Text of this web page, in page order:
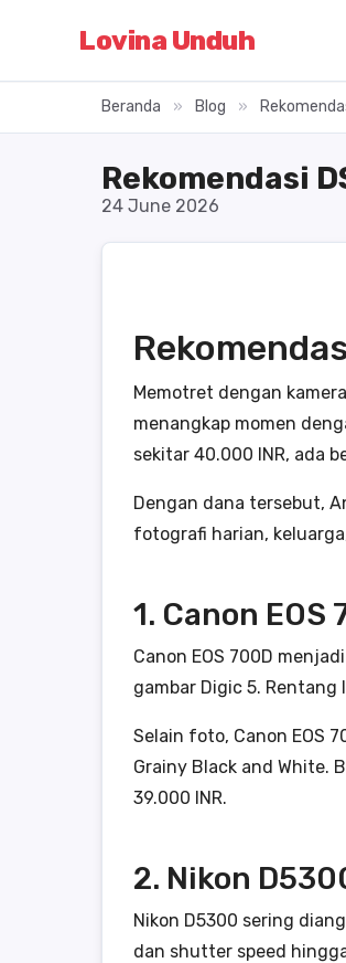
Lovina Unduh
Beranda » Blog »
Rekomendasi
24 June 2026
Memotret dengan
menangkap momen
sekitar 40.000 INR, ada
Dengan dana tersebut,
fotografi harian,
1. Canon EOS
Canon EOS 700D
gambar Digic 5.
Selain foto, Canon EOS
Grainy Black and White.
39.000 INR.
2. Nikon
Nikon D5300 sering
dan shutter speed